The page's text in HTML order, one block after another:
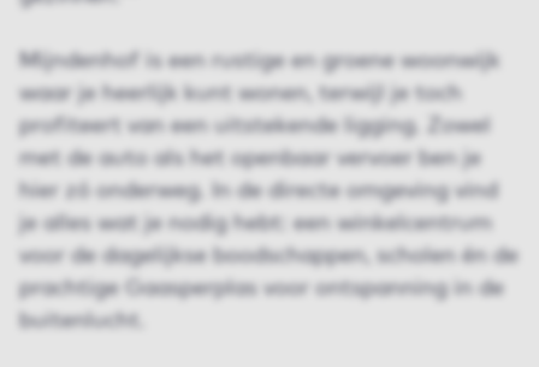
Mijndenhof is een rustige en groene woonwijk
waar je heerlijk kunt wonen, terwijl je toch
profiteert van een uitstekende ligging. Zowel
met de auto als het openbaar vervoer ben je
hier zó onderweg. In de directe omgeving vind
je alles wat je nodig hebt: een winkelcentrum
voor de dagelijkse boodschappen, scholen én de
prachtige Gaasperplas voor ontspanning in de
buitenlucht.